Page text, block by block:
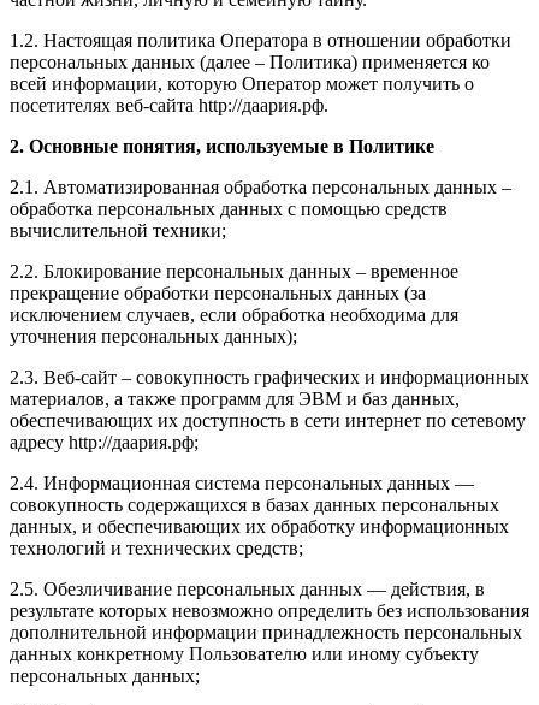
1.2. Настоящая политика Оператора в отношении обработки
персональных данных (далее – Политика) применяется ко
всей информации, которую Оператор может получить о
посетителях веб-сайта http://даария.рф.
2. Основные понятия, используемые в Политике
2.1. Автоматизированная обработка персональных данных –
обработка персональных данных с помощью средств
вычислительной техники;
2.2. Блокирование персональных данных – временное
прекращение обработки персональных данных (за
исключением случаев, если обработка необходима для
уточнения персональных данных);
2.3. Веб-сайт – совокупность графических и информационных
материалов, а также программ для ЭВМ и баз данных,
обеспечивающих их доступность в сети интернет по сетевому
адресу http://даария.рф;
2.4. Информационная система персональных данных —
совокупность содержащихся в базах данных персональных
данных, и обеспечивающих их обработку информационных
технологий и технических средств;
2.5. Обезличивание персональных данных — действия, в
результате которых невозможно определить без использования
дополнительной информации принадлежность персональных
данных конкретному Пользователю или иному субъекту
персональных данных;